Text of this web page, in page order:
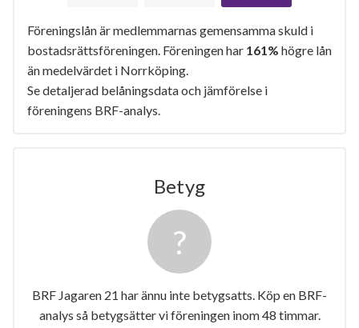
Föreningslån är medlemmarnas gemensamma skuld i
bostadsrättsföreningen. Föreningen har 161% högre lån
än medelvärdet i Norrköping.
Se detaljerad belåningsdata och jämförelse i
föreningens BRF-analys.
Betyg
BRF Jagaren 21 har ännu inte betygsatts. Köp en BRF-
analys så betygsätter vi föreningen inom 48 timmar.